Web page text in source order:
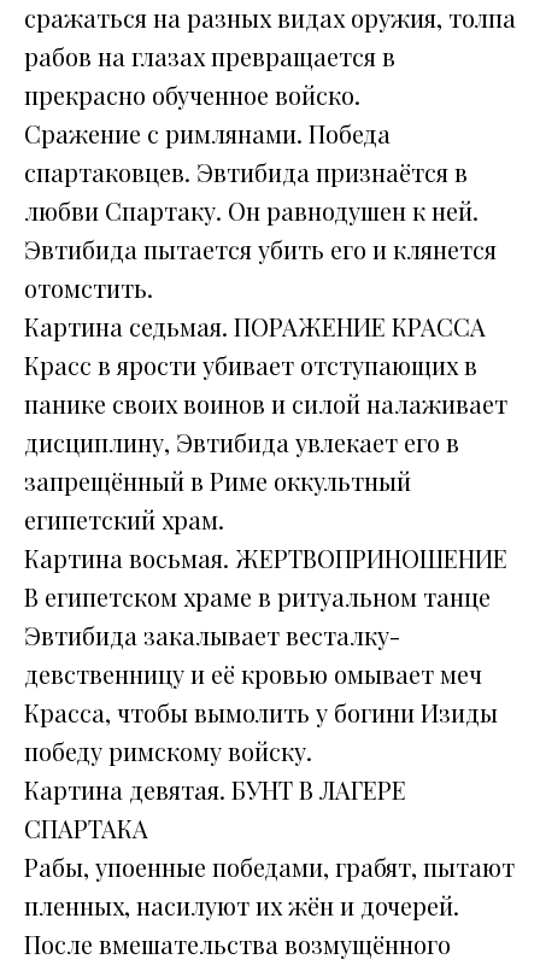
сражаться на разных видах оружия, толпа
рабов на глазах превращается в
прекрасно обученное войско.
Сражение с римлянами. Победа
спартаковцев. Эвтибида признаётся в
любви Спартаку. Он равнодушен к ней.
Эвтибида пытается убить его и клянется
отомстить.
Картина седьмая. ПОРАЖЕНИЕ КРАССА
Красс в ярости убивает отступающих в
панике своих воинов и силой налаживает
дисциплину, Эвтибида увлекает его в
запрещённый в Риме оккультный
египетский храм.
Картина восьмая. ЖЕРТВОПРИНОШЕНИЕ
В египетском храме в ритуальном танце
Эвтибида закалывает весталку-
девственницу и её кровью омывает меч
Красса, чтобы вымолить у богини Изиды
победу римскому войску.
Картина девятая. БУНТ В ЛАГЕРЕ
СПАРТАКА
Рабы, упоенные победами, грабят, пытают
пленных, насилуют их жён и дочерей.
После вмешательства возмущённого